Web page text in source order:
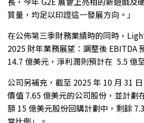
質量，均足以印證這一發展方向。」
在公佈第三季財務業績時的同時，
2025 財年業務展望：調整後 EBITDA
14.7 億美元，淨利潤則預計在 5.5 億
公司另補充，截至 2025 年 10 月 31
價值 7.65 億美元的公司股份，並計劃
額 15 億美元股份回購計劃中，剩餘